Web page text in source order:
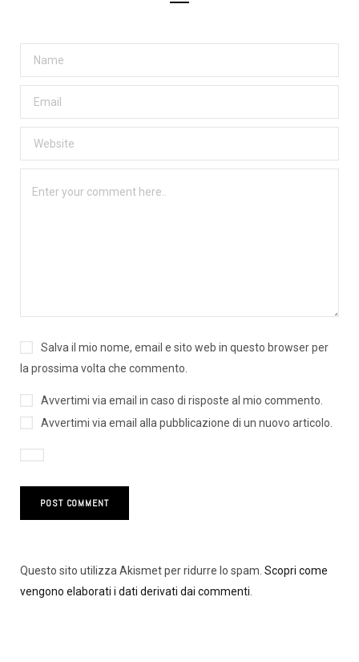
Salva il mio nome, email e sito web in questo browser per
la prossima volta che commento.
Avvertimi via email in caso di risposte al mio commento.
Avvertimi via email alla pubblicazione di un nuovo articolo.
Questo sito utilizza Akismet per ridurre lo spam. Scopri come
vengono elaborati i dati derivati dai commenti.